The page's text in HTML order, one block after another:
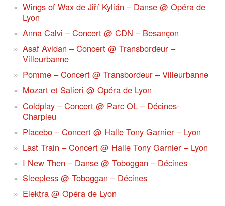
Wings of Wax de Jiří Kylián – Danse @ Opéra de
Lyon
Anna Calvi – Concert @ CDN – Besançon
Asaf Avidan – Concert @ Transbordeur –
Villeurbanne
Pomme – Concert @ Transbordeur – Villeurbanne
Mozart et Salieri @ Opéra de Lyon
Coldplay – Concert @ Parc OL – Décines-
Charpieu
Placebo – Concert @ Halle Tony Garnier – Lyon
Last Train – Concert @ Halle Tony Garnier – Lyon
I New Then – Danse @ Toboggan – Décines
Sleepless @ Toboggan – Décines
Elektra @ Opéra de Lyon